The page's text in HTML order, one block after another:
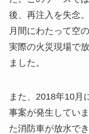
後、再注入を失念
月間にわたって空
実際の火災現場で
ました。
また、2018年10月
事案が発生してい
た消防車が放水で